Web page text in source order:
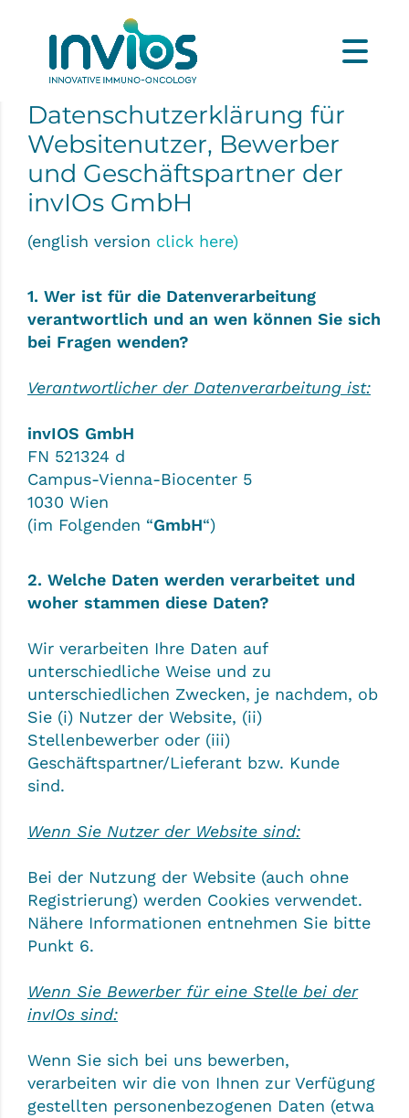
Datenschutzerklärung für
Websitenutzer, Bewerber
und Geschäftspartner der
invIOs GmbH
(english version click here)
1. Wer ist für die Datenverarbeitung
verantwortlich und an wen können Sie sich
bei Fragen wenden?
Verantwortlicher der Datenverarbeitung ist:
invIOS GmbH
FN 521324 d
Campus-Vienna-Biocenter 5
1030 Wien
(im Folgenden “GmbH“)
2. Welche Daten werden verarbeitet und
woher stammen diese Daten?
Wir verarbeiten Ihre Daten auf
unterschiedliche Weise und zu
unterschiedlichen Zwecken, je nachdem, ob
Sie (i) Nutzer der Website, (ii)
Stellenbewerber oder (iii)
Geschäftspartner/Lieferant bzw. Kunde
sind.
Wenn Sie Nutzer der Website sind:
Bei der Nutzung der Website (auch ohne
Registrierung) werden Cookies verwendet.
Nähere Informationen entnehmen Sie bitte
Punkt 6.
Wenn Sie Bewerber für eine Stelle bei der
invIOs sind:
Wenn Sie sich bei uns bewerben,
verarbeiten wir die von Ihnen zur Verfügung
gestellten personenbezogenen Daten (etwa